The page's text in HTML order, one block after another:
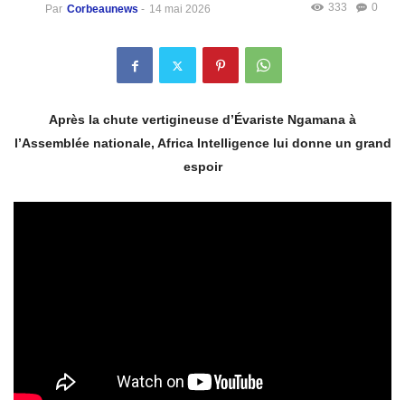
Par Corbeaunews - 14 mai 2026 0
333
Après la chute vertigineuse d’Évariste Ngamana à
l’Assemblée nationale, Africa Intelligence lui donne un grand
espoir